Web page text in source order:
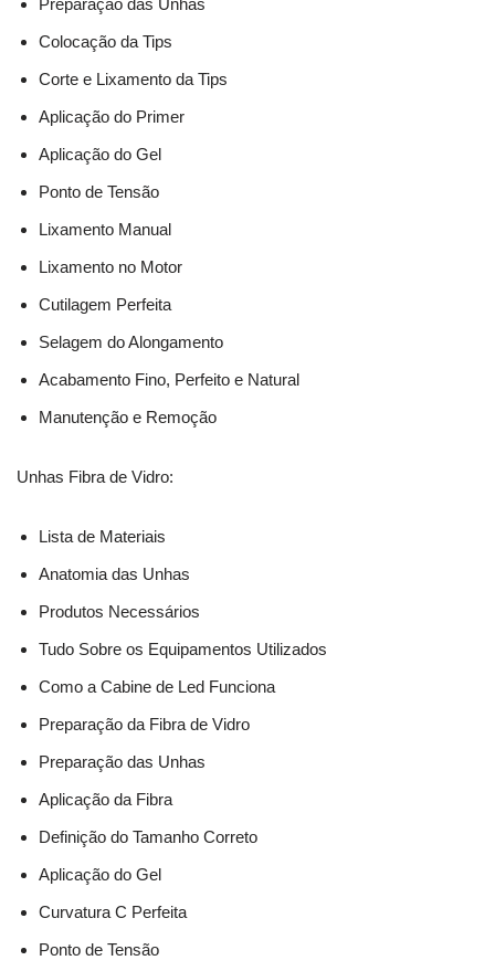
Colocação da Tips
Corte e Lixamento da Tips
Aplicação do Primer
Aplicação do Gel
Ponto de Tensão
Lixamento Manual
Lixamento no Motor
Cutilagem Perfeita
Selagem do Alongamento
Acabamento Fino, Perfeito e Natural
Manutenção e Remoção
Unhas Fibra de Vidro:
Lista de Materiais
Anatomia das Unhas
Produtos Necessários
Tudo Sobre os Equipamentos Utilizados
Como a Cabine de Led Funciona
Preparação da Fibra de Vidro
Preparação das Unhas
Aplicação da Fibra
Definição do Tamanho Correto
Aplicação do Gel
Curvatura C Perfeita
Ponto de Tensão